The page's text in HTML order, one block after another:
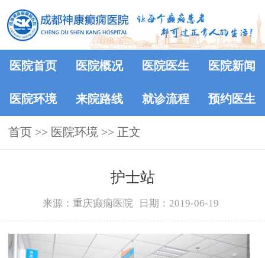
医院首页 医院概况 医院医生 医院新闻
医院环境 来院路线 就诊流程 预约医生
首页 >> 医院环境 >> 正文
护士站
来源：重庆癫痫医院 日期：2019-06-19